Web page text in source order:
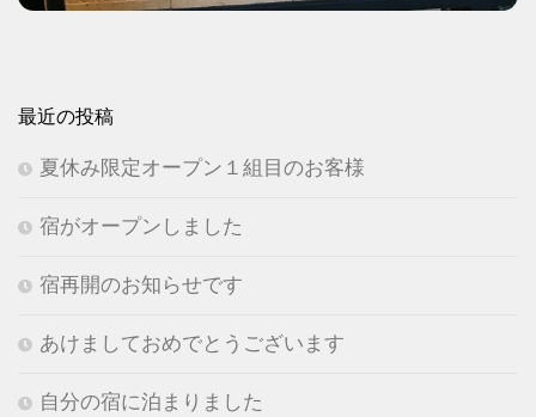
最近の投稿
夏休み限定オープン１組目のお客様
宿がオープンしました
宿再開のお知らせです
あけましておめでとうございます
自分の宿に泊まりました